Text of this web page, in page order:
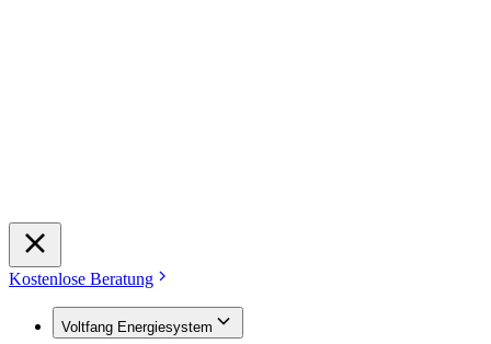
Kostenlose Beratung
Voltfang Energiesystem